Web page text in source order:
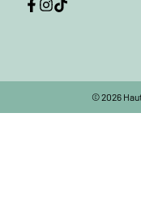
© 2026